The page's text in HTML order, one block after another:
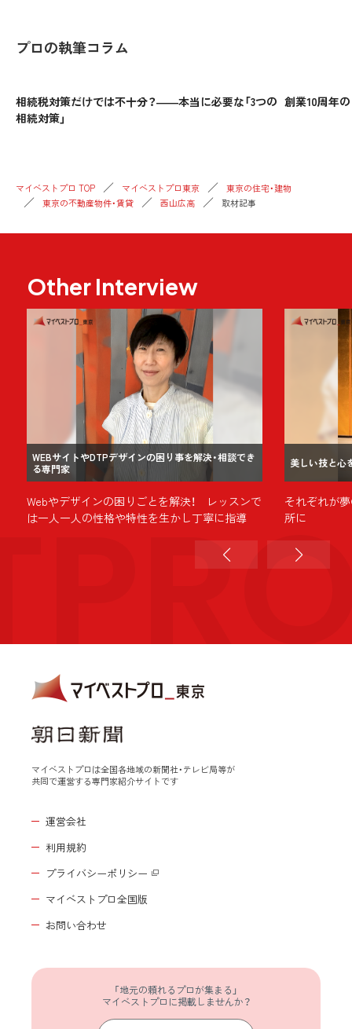
プロの執筆コラム
相続税対策だけでは不十分？――本当に必要な「3つの
相続対策」
創業10周年
マイベストプロ TOP マイベストプロ東京
東京の住宅・建物
東京の不動産物件・賃貸
西山広高 取材記事
Other Interview
WEBサイトやDTPデザインの困り事を解決・相談でき
る専門家
Webやデザインの困りごとを解決！ レッスンで
は一人一人の性格や特性を生かし丁寧に指導
美しい技と心
それぞれが
所に
マイベストプロは全国各地域の新聞社・テレビ局等が
共同で運営する専門家紹介サイトです
運営会社
利用規約
プライバシーポリシー
マイベストプロ全国版
お問い合わせ
「地元の頼れるプロが集まる」
マイベストプロに掲載しませんか？